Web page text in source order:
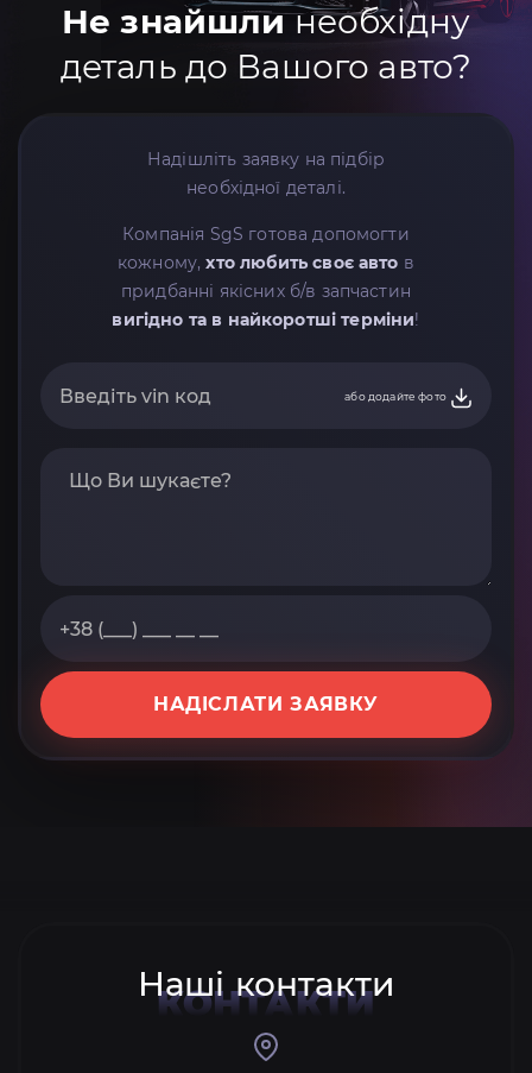
Не знайшлинеобхідну
деталь до Вашого авто?
Надішліть заявку на підбір
необхідної деталі.
Компанія SgS готова допомогти
кожному,хто любить своє авто в
придбанні якісних б/в запчастин
вигідно та в найкоротші терміни!
або додайте фото
НАДІСЛАТИ ЗАЯВКУ
Наші контакти
КОНТАКТИ